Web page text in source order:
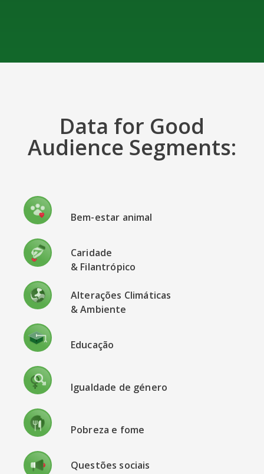
Data for Good
Audience Segments:
Bem-estar animal
Caridade
& Filantrópico
Alterações Climáticas
& Ambiente
Educação
Igualdade de género
Pobreza e fome
Questões sociais